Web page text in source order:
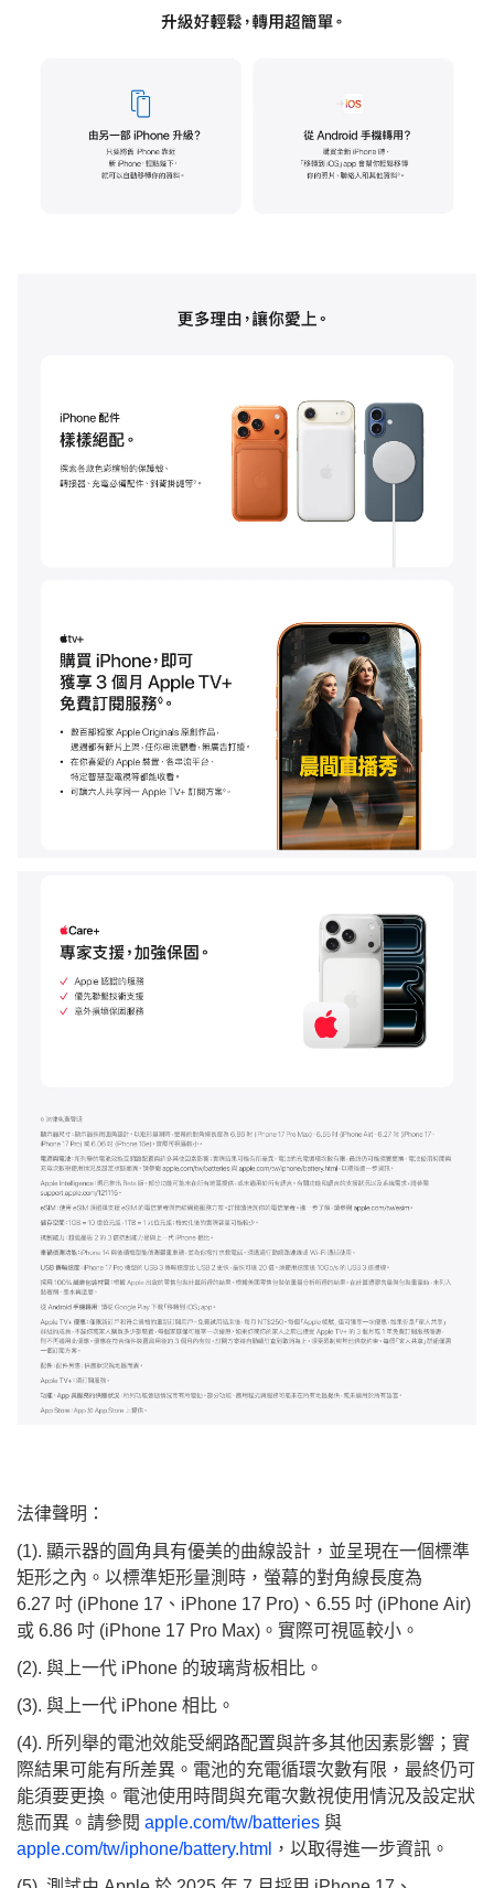
法律聲明：
(1). 顯示器的圓角具有優美的曲線設計，並呈現在一個標準
矩形之內。以標準矩形量測時，螢幕的對角線長度為
6.27 吋 (iPhone 17、iPhone 17 Pro)、6.55 吋 (iPhone Air)
或 6.86 吋 (iPhone 17 Pro Max)。實際可視區較小。
(2). 與上一代 iPhone 的玻璃背板相比。
(3). 與上一代 iPhone 相比。
(4). 所列舉的電池效能受網路配置與許多其他因素影響；實
際結果可能有所差異。電池的充電循環次數有限，最終仍可
能須要更換。電池使用時間與充電次數視使用情況及設定狀
態而異。請參閱 apple.com/tw/batteries 與
apple.com/tw/iphone/battery.html ，以取得進一步資訊。